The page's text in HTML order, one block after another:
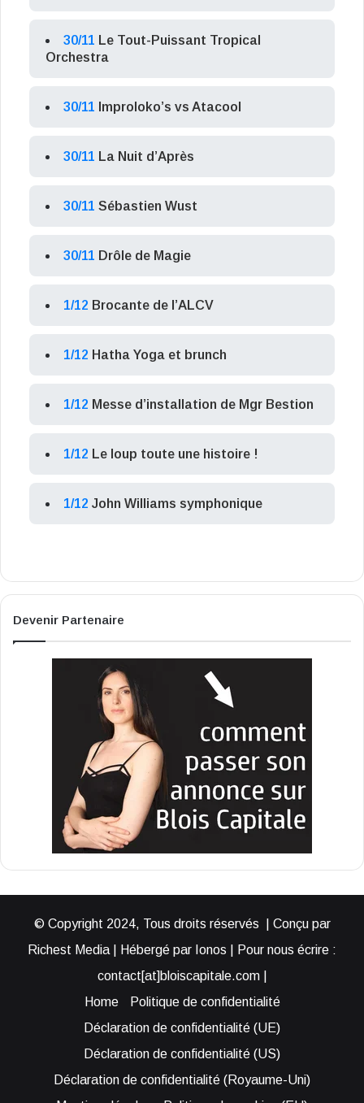
30/11 Le Tout-Puissant Tropical
Orchestra
30/11 Improloko’s vs Atacool
30/11 La Nuit d’Après
30/11 Sébastien Wust
30/11 Drôle de Magie
1/12 Brocante de l’ALCV
1/12 Hatha Yoga et brunch
1/12 Messe d’installation de Mgr Bestion
1/12 Le loup toute une histoire !
1/12 John Williams symphonique
Devenir Partenaire
© Copyright 2024, Tous droits réservés | Conçu par
Richest Media | Hébergé par Ionos | Pour nous écrire :
contact[at]bloiscapitale.com |
Home
Politique de confidentialité
Déclaration de confidentialité (UE)
Déclaration de confidentialité (US)
Déclaration de confidentialité (Royaume-Uni)